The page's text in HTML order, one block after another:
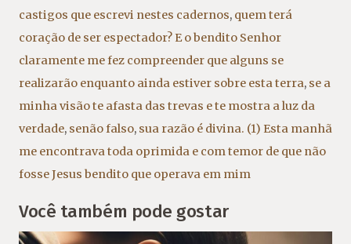
castigos que escrevi nestes cadernos, quem terá
coração de ser espectador? E o bendito Senhor
claramente me fez compreender que alguns se
realizarão enquanto ainda estiver sobre esta terra, se a
minha visão te afasta das trevas e te mostra a luz da
verdade, senão falso, sua razão é divina. (1) Esta manhã
me encontrava toda oprimida e com temor de que não
fosse Jesus bendito que operava em mim
Você também pode gostar